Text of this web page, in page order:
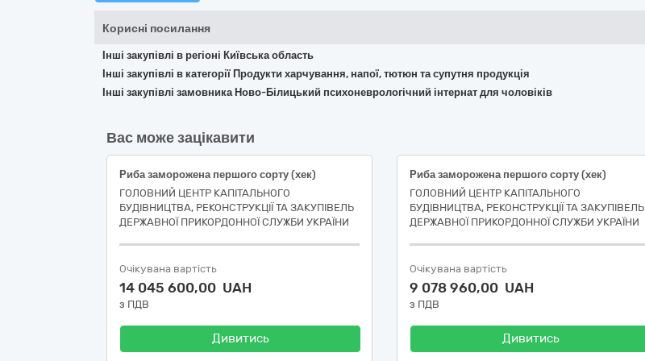
Корисні посилання
Інші закупівлі в регіоні Київська область
Інші закупівлі в категорії Продукти харчування, напої, тютюн та супутня продукція
Інші закупівлі замовника Ново-Білицький психоневрологічний інтернат для чоловіків
Вас може зацікавити
Риба заморожена першого сорту (хек)
ГОЛОВНИЙ ЦЕНТР КАПІТАЛЬНОГО
БУДІВНИЦТВА, РЕКОНСТРУКЦІЇ ТА ЗАКУПІВЕЛЬ
ДЕРЖАВНОЇ ПРИКОРДОННОЇ СЛУЖБИ УКРАЇНИ
Очікувана вартість
14 045 600,00 UAH
з ПДВ
Дивитись
Риба заморожена першого сорту (хек)
ГОЛОВНИЙ ЦЕНТР КАПІТАЛЬНОГО
БУДІВНИЦТВА, РЕКОНСТРУКЦІЇ ТА ЗАКУПІВЕЛЬ
ДЕРЖАВНОЇ ПРИКОРДОННОЇ СЛУЖБИ УКРАЇНИ
Очікувана вартість
9 078 960,00 UAH
з ПДВ
Дивитись